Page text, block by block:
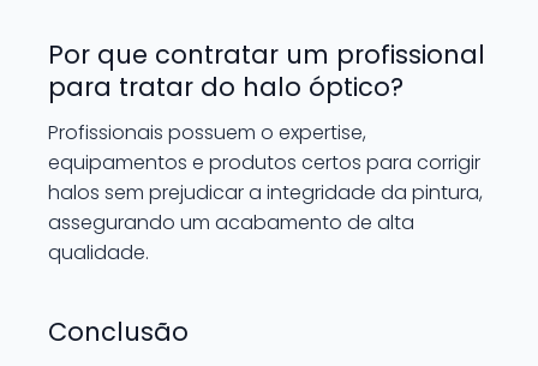
Por que contratar um profissional
para tratar do halo óptico?
Profissionais possuem o expertise,
equipamentos e produtos certos para corrigir
halos sem prejudicar a integridade da pintura,
assegurando um acabamento de alta
qualidade.
Conclusão